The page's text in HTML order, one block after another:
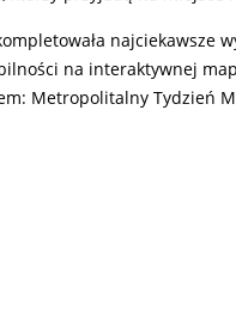
najciekawsze
na interaktywnej
Metropolitalny Tydzień